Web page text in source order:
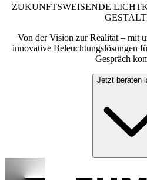
ZUKUNFTSWEISENDE
Von der Vision zur Realität – mit
innovative Beleuchtungslösungen
Gespräch
Jetzt beraten